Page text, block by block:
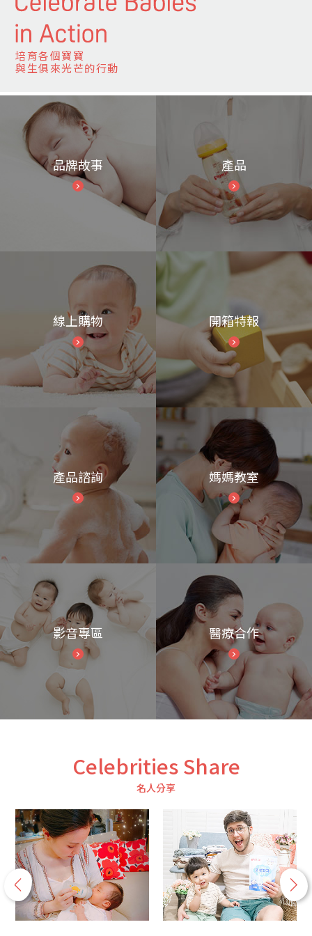
培育各個寶寶
與生俱來光芒的行動
品牌故事 產品
線上購物 開箱特報
產品諮詢 媽媽教室
影音專區 醫療合作
Celebrities Share
名人分享
p
n
e